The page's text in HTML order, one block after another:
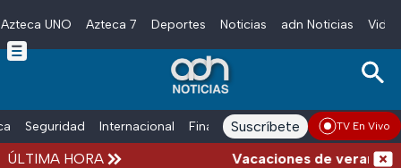
Skip to main content
Azteca UNO Azteca 7 Deportes Noticias adn Noticias
Seguridad Internacional Finanzas adn Noticias Radio
Suscríbete TV En Vivo
ÚLTIMA HORA Vacaciones de verano